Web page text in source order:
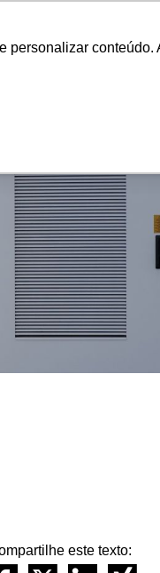
personalizar conteúdo.
este texto: